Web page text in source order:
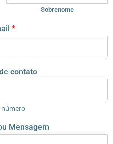
Sobrenome
*
N
o
o
c
o
contato
número
Mensagem